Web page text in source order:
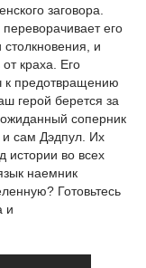
заговора.
его
и
краха. Его
к предотвращению
герой берется за
соперник
и сам Дэдпул. Их
истории во всех
наемник
Готовьтесь
и